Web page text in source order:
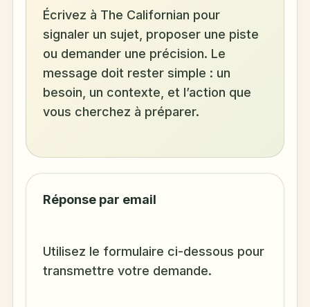
Écrivez à The Californian pour
signaler un sujet, proposer une piste
ou demander une précision. Le
message doit rester simple : un
besoin, un contexte, et l’action que
vous cherchez à préparer.
Réponse par email
Utilisez le formulaire ci-dessous pour
transmettre votre demande.